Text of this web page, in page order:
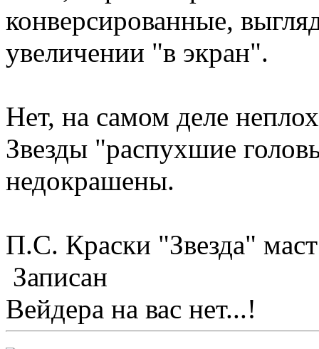
конверсированные,
увеличении "в экран".
Нет, на самом деле
Звезды "распухшие
недокрашены.
П.С. Краски "Звезда"
Записан
Вейдера на вас нет...!